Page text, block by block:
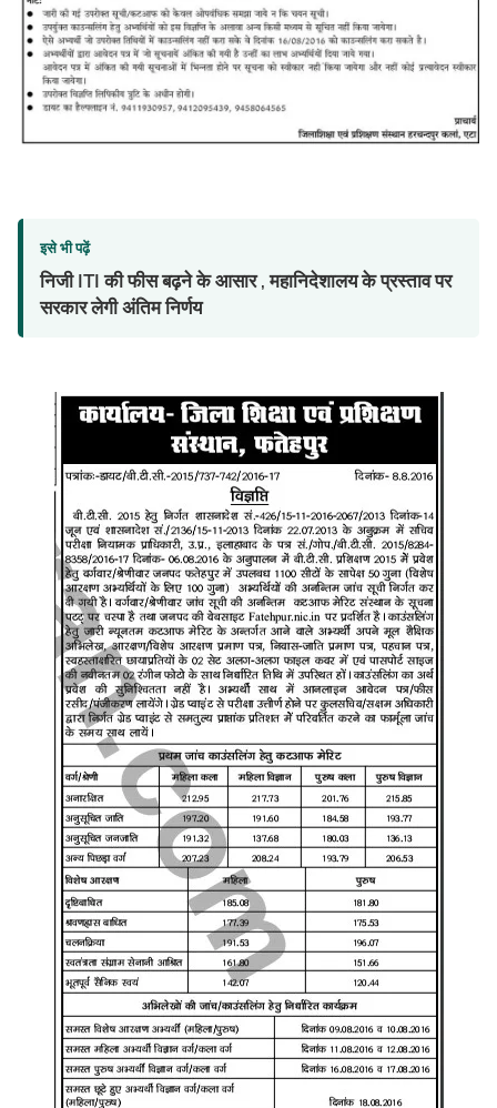
इसे भी पढ़ें
निजी ITI की फीस बढ़ने के आसार , महानिदेशालय के प्रस्ताव पर
सरकार लेगी अंतिम निर्णय